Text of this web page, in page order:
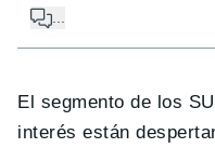
...
El segmento de los
interés están